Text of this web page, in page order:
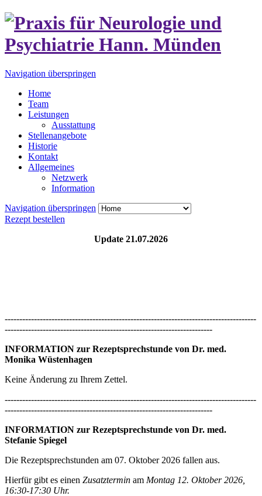
Navigation überspringen
Home
Team
Leistungen
Ausstattung
Stellenangebote
Historie
Kontakt
Allgemeines
Netzwerk
Information
Navigation überspringen
Rezept bestellen
Update 21.07.2026
--------------------------------------------------------------------------------------
-----------------------------------------------------------------------
INFORMATION zur Rezeptsprechstunde von Dr. med.
Monika Wüstenhagen
Keine Änderung zu Ihrem Zettel.
--------------------------------------------------------------------------------------
-----------------------------------------------------------------------
INFORMATION zur Rezeptsprechstunde von Dr. med.
Stefanie Spiegel
Die Rezeptsprechstunden am 07. Oktober 2026 fallen aus.
Hierfür gibt es einen Zusatztermin am Montag 12. Oktober 2026,
16:30-17:30 Uhr.